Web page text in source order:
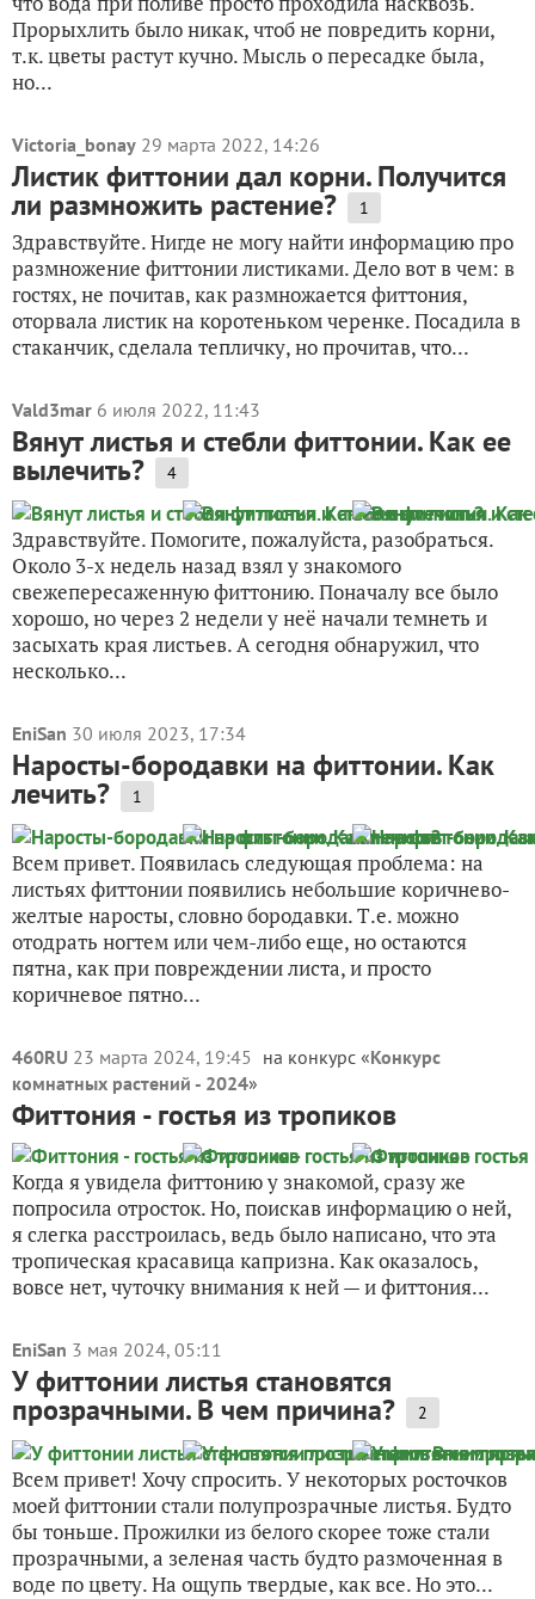
Прорыхлить было никак, чтоб не повредить корни,
т.к. цветы растут кучно. Мысль о пересадке была,
но...
Victoria_bonay 29 марта 2022, 14:26
Листик фиттонии дал корни. Получится
ли размножить растение? 1
Здравствуйте. Нигде не могу найти информацию про
размножение фиттонии листиками. Дело вот в чем: в
гостях, не почитав, как размножается фиттония,
оторвала листик на коротеньком черенке. Посадила в
стаканчик, сделала тепличку, но прочитав, что...
Vald3mar 6 июля 2022, 11:43
Вянут листья и стебли фиттонии. Как ее
вылечить? 4
Здравствуйте. Помогите, пожалуйста, разобраться.
Около 3-х недель назад взял у знакомого
свежепересаженную фиттонию. Поначалу все было
хорошо, но через 2 недели у неё начали темнеть и
засыхать края листьев. А сегодня обнаружил, что
несколько...
EniSan 30 июля 2023, 17:34
Наросты-бородавки на фиттонии. Как
лечить? 1
Всем привет. Появилась следующая проблема: на
листьях фиттонии появились небольшие коричнево-
желтые наросты, словно бородавки. Т.е. можно
отодрать ногтем или чем-либо еще, но остаются
пятна, как при повреждении листа, и просто
коричневое пятно...
460RU 23 марта 2024, 19:45 на конкурс «Конкурс
комнатных растений - 2024»
Фиттония - гостья из тропиков
Когда я увидела фиттонию у знакомой, сразу же
попросила отросток. Но, поискав информацию о ней,
я слегка расстроилась, ведь было написано, что эта
тропическая красавица капризна. Как оказалось,
вовсе нет, чуточку внимания к ней — и фиттония...
EniSan 3 мая 2024, 05:11
У фиттонии листья становятся
прозрачными. В чем причина? 2
Всем привет! Хочу спросить. У некоторых росточков
моей фиттонии стали полупрозрачные листья. Будто
бы тоньше. Прожилки из белого скорее тоже стали
прозрачными, а зеленая часть будто размоченная в
воде по цвету. На ощупь твердые, как все. Но это...